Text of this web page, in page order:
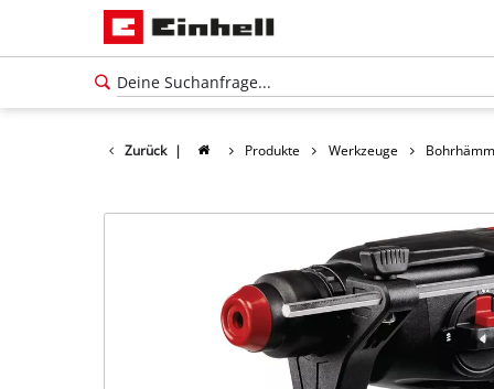
Zurück | Produkte Werkzeuge